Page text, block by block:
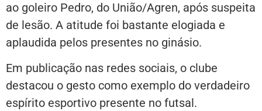
ao goleiro Pedro, do União/Agren, após suspeita
de lesão. A atitude foi bastante elogiada e
aplaudida pelos presentes no ginásio.
Em publicação nas redes sociais, o clube
destacou o gesto como exemplo do verdadeiro
espírito esportivo presente no futsal.